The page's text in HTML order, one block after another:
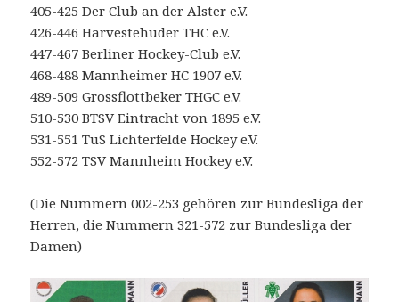
405-425 Der Club an der Alster e.V.
426-446 Harvestehuder THC e.V.
447-467 Berliner Hockey-Club e.V.
468-488 Mannheimer HC 1907 e.V.
489-509 Grossflottbeker THGC e.V.
510-530 BTSV Eintracht von 1895 e.V.
531-551 TuS Lichterfelde Hockey e.V.
552-572 TSV Mannheim Hockey e.V.
(Die Nummern 002-253 gehören zur Bundesliga der
Herren, die Nummern 321-572 zur Bundesliga der
Damen)